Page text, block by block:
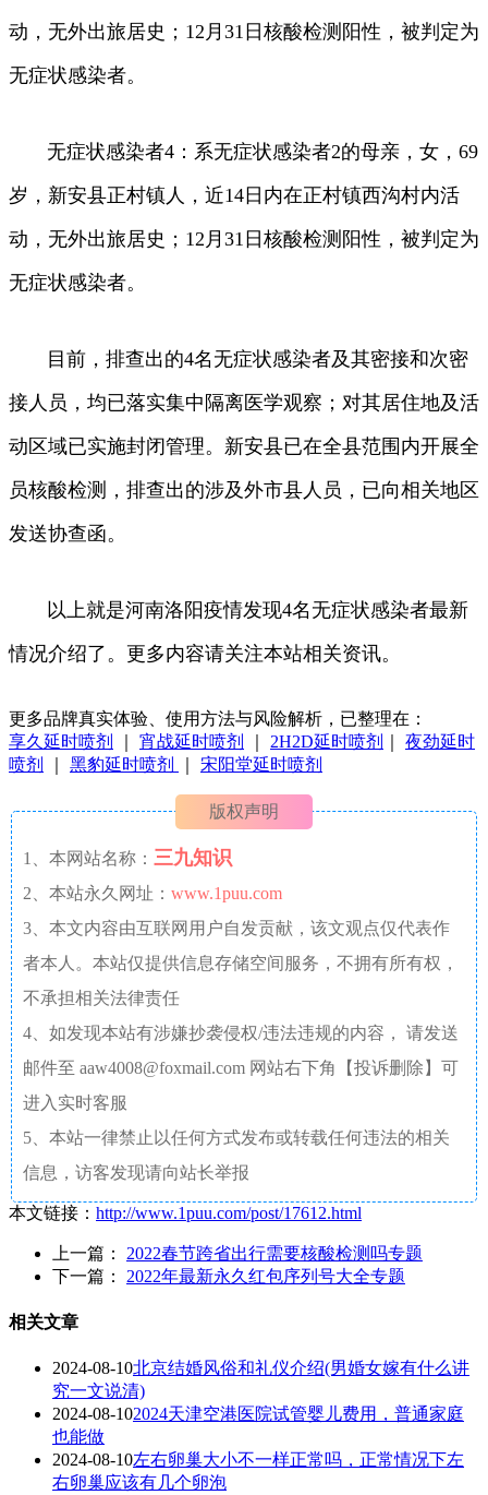
动，无外出旅居史；12月31日核酸检测阳性，被判定为
无症状感染者。
无症状感染者4：系无症状感染者2的母亲，女，69
岁，新安县正村镇人，近14日内在正村镇西沟村内活
动，无外出旅居史；12月31日核酸检测阳性，被判定为
无症状感染者。
目前，排查出的4名无症状感染者及其密接和次密
接人员，均已落实集中隔离医学观察；对其居住地及活
动区域已实施封闭管理。新安县已在全县范围内开展全
员核酸检测，排查出的涉及外市县人员，已向相关地区
发送协查函。
以上就是河南洛阳疫情发现4名无症状感染者最新
情况介绍了。更多内容请关注本站相关资讯。
更多品牌真实体验、使用方法与风险解析，已整理在：
享久延时喷剂
宵战延时喷剂 2H2D延时喷剂
夜劲延时
喷剂
黑豹延时喷剂 宋阳堂延时喷剂
版权声明
1、本网站名称： 三九知识
2、本站永久网址： www.1puu.com
3、本文内容由互联网用户自发贡献，该文观点仅代表作
者本人。本站仅提供信息存储空间服务，不拥有所有权，
不承担相关法律责任
4、如发现本站有涉嫌抄袭侵权/违法违规的内容， 请发送
邮件至 aaw4008@foxmail.com 网站右下角【投诉删除】可
进入实时客服
5、本站一律禁止以任何方式发布或转载任何违法的相关
信息，访客发现请向站长举报
本文链接： http://www.1puu.com/post/17612.html
上一篇： 2022春节跨省出行需要核酸检测吗专题
下一篇： 2022年最新永久红包序列号大全专题
相关文章
2024-08-10北京结婚风俗和礼仪介绍(男婚女嫁有什么讲
究一文说清)
2024-08-102024天津空港医院试管婴儿费用，普通家庭
也能做
2024-08-10左右卵巢大小不一样正常吗，正常情况下左
右卵巢应该有几个卵泡